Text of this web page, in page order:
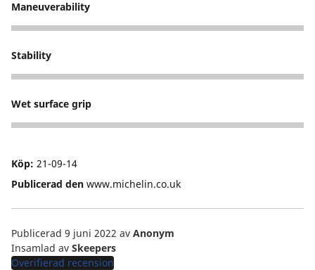
Maneuverability
5
Stability
5
Wet surface grip
5
Köp: 21-09-14
Publicerad den www.michelin.co.uk
Publicerad 9 juni 2022 av Anonym
Insamlad av Skeepers
Overifierad recension